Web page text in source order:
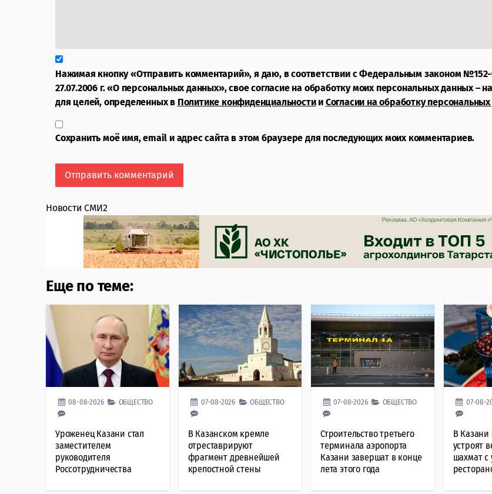
Нажимая кнопку «Отправить комментарий», я даю, в соответствии с Федеральным законом
27.07.2006 г. «О персональных данных», свое согласие на обработку моих персональных данных –
для целей, определенных в Политике конфиденциальностии Согласии на обработку
Сохранить моё имя, email и адрес сайта в этом браузере для последующих моих комментариев.
Новости СМИ2
Еще по теме:
08-08-2026 ОБЩЕСТВО
Уроженец Казани стал
заместителем
руководителя
Россотрудничества
07-08-2026 ОБЩЕСТВО
В Казанском кремле
отреставрируют
фрагмент древнейшей
крепостной стены
07-08-2026 ОБЩЕСТВО
Строительство третьего
терминала аэропорта
Казани завершат в конце
лета этого года
07-08-
В Казани
устроят
шахмат с